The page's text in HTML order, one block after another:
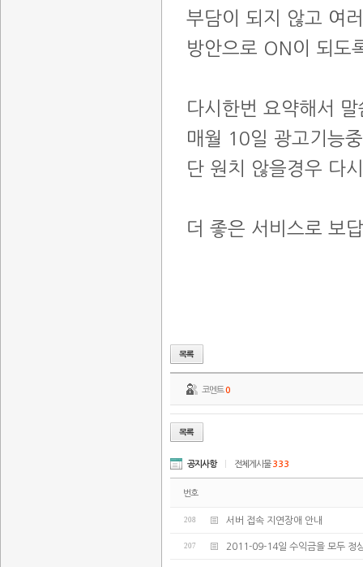
부담이 되지 않고 여
방안으로 ON이 되도
다시한번 요약해서 말
매월 10일 광고기능
단 원치 않을경우 다
더 좋은 서비스로 보
코멘트0
공지사항 전체게시물333
번호
208 서버 접속 지연장애 안내
207 2011-09-14일 수익금을 모두 정